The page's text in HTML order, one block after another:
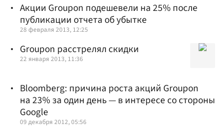
Акции Groupon подешевели на 25% после
публикации отчета об убытке
28 февраля 2013, 12:25
Groupon расстрелял скидки
22 января 2013, 11:36
Bloomberg: причина роста акций Groupon
на 23% за один день — в интересе со стороны
Google
09 декабря 2012, 05:56